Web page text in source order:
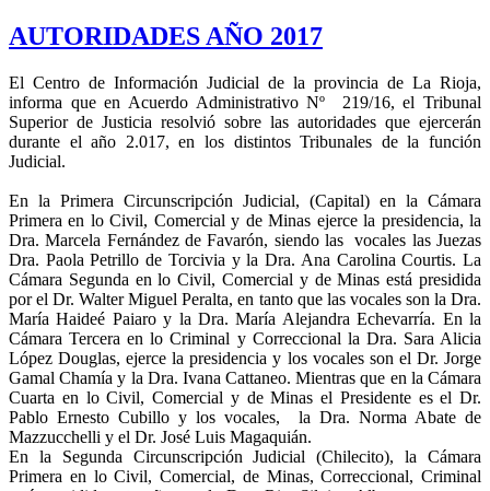
AUTORIDADES AÑO 2017
El Centro de Información Judicial de la provincia de La Rioja,
informa que en Acuerdo Administrativo Nº 219/16, el Tribunal
Superior de Justicia resolvió sobre las autoridades que ejercerán
durante el año 2.017, en los distintos Tribunales de la función
Judicial.
En la Primera Circunscripción Judicial, (Capital) en la Cámara
Primera en lo Civil, Comercial y de Minas ejerce la presidencia, la
Dra. Marcela Fernández de Favarón, siendo las vocales las Juezas
Dra. Paola Petrillo de Torcivia y la Dra. Ana Carolina Courtis. La
Cámara Segunda en lo Civil, Comercial y de Minas está presidida
por el Dr. Walter Miguel Peralta, en tanto que las vocales son la Dra.
María Haideé Paiaro y la Dra. María Alejandra Echevarría. En la
Cámara Tercera en lo Criminal y Correccional la Dra. Sara Alicia
López Douglas, ejerce la presidencia y los vocales son el Dr. Jorge
Gamal Chamía y la Dra. Ivana Cattaneo. Mientras que en la Cámara
Cuarta en lo Civil, Comercial y de Minas el Presidente es el Dr.
Pablo Ernesto Cubillo y los vocales, la Dra. Norma Abate de
Mazzucchelli y el Dr. José Luis Magaquián.
En la Segunda Circunscripción Judicial (Chilecito), la Cámara
Primera en lo Civil, Comercial, de Minas, Correccional, Criminal